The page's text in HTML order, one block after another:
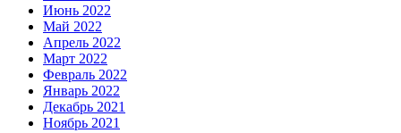
Июнь 2022
Май 2022
Апрель 2022
Март 2022
Февраль 2022
Январь 2022
Декабрь 2021
Ноябрь 2021